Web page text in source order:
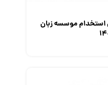
موسسه زبان